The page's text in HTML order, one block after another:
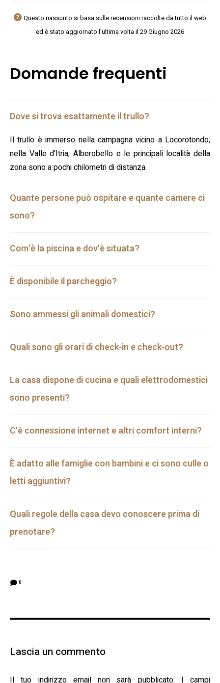
Questo riassunto si basa sulle recensioni raccolte da tutto il web
ed è stato aggiornato l'ultima volta il 29 Giugno 2026
Domande frequenti
Dove si trova esattamente il trullo?
Il trullo è immerso nella campagna vicino a Locorotondo,
nella Valle d'Itria; Alberobello e le principali località della
zona sono a pochi chilometri di distanza.
Quante persone può ospitare e quante camere ci
sono?
Com'è la piscina e dov'è situata?
È disponibile il parcheggio?
Sono ammessi gli animali domestici?
Quali sono gli orari di check‑in e check‑out?
La casa dispone di cucina e quali elettrodomestici
sono presenti?
C'è connessione internet e altri comfort interni?
È adatto alle famiglie con bambini e ci sono culle o
letti aggiuntivi?
Quali regole della casa devo conoscere prima di
prenotare?
0
Lascia un commento
Il tuo indirizzo email non sarà pubblicato. I campi